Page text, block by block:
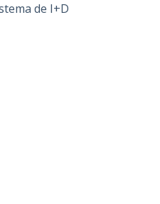
de I+D